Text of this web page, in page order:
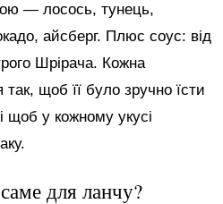
— лосось, тунець,
айсберг. Плюс соус: від
Шрірача. Кожна
так, щоб її було зручно їсти
щоб у кожному укусі
для ланчу?